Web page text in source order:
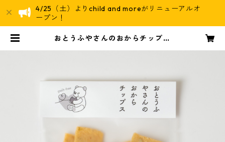
4/25（土）よりchild and moreがリニューアルオ
ープン！
おとうふやさんのおからチップス